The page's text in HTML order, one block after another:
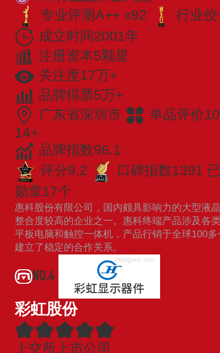
专业​评测A++ x92
行业
成立时间2001年
注册资本5颗星
关注度17万+
品牌得票5万+
广东省深圳市
单品评价
14+
品牌指数96.1
评分9.2
口碑指数1391
勋章17个
惠科股份有限公司，国内颇具影响力的大型液
整合度较高的企业之一。惠科终端产品涉及各
平板电脑和触控一体机，产品行销于全球100
建立了稳定的合作关系。
NO.4
彩虹股份
上交所上市公司